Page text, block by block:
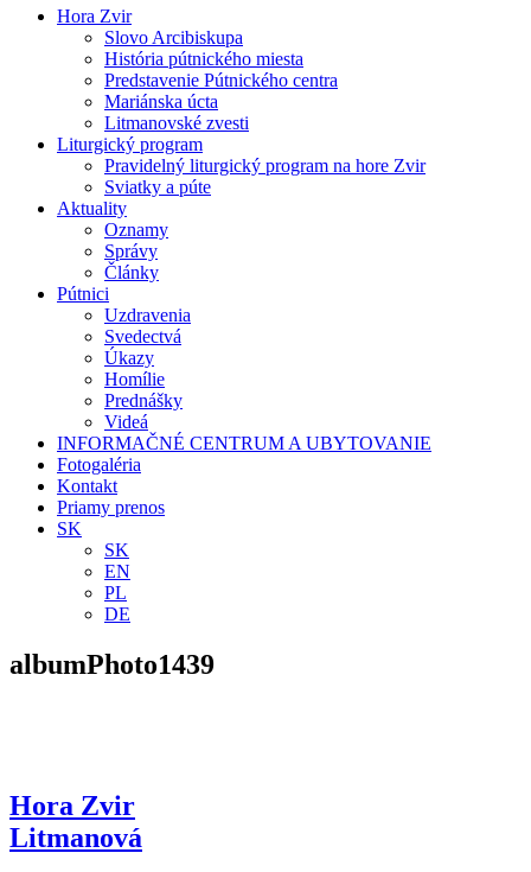
Hora Zvir
Slovo Arcibiskupa
História pútnického miesta
Predstavenie Pútnického centra
Mariánska úcta
Litmanovské zvesti
Liturgický program
Pravidelný liturgický program na hore Zvir
Sviatky a púte
Aktuality
Oznamy
Správy
Články
Pútnici
Uzdravenia
Svedectvá
Úkazy
Homílie
Prednášky
Videá
INFORMAČNÉ CENTRUM A UBYTOVANIE
Fotogaléria
Kontakt
Priamy prenos
SK
SK
EN
PL
DE
albumPhoto1439
Hora Zvir
Litmanová